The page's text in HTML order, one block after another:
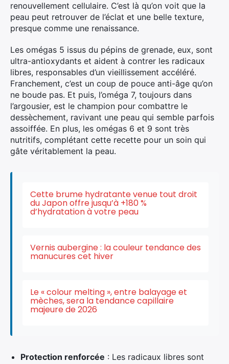
renouvellement cellulaire. C’est là qu’on voit que la
peau peut retrouver de l’éclat et une belle texture,
presque comme une renaissance.
Les omégas 5 issus du pépins de grenade, eux, sont
ultra-antioxydants et aident à contrer les radicaux
libres, responsables d’un vieillissement accéléré.
Franchement, c’est un coup de pouce anti-âge qu’on
ne boude pas. Et puis, l’oméga 7, toujours dans
l’argousier, est le champion pour combattre le
dessèchement, ravivant une peau qui semble parfois
assoiffée. En plus, les omégas 6 et 9 sont très
nutritifs, complétant cette recette pour un soin qui
gâte véritablement la peau.
Cette brume hydratante venue tout droit
du Japon offre jusqu’à +180 %
d’hydratation à votre peau
Vernis aubergine : la couleur tendance des
manucures cet hiver
Le « colour melting », entre balayage et
mèches, sera la tendance capillaire
majeure de 2026
Protection renforcée : Les radicaux libres sont